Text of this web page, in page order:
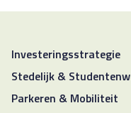
Investeringsstrategie
Stedelijk &
Parkeren & Mobiliteit